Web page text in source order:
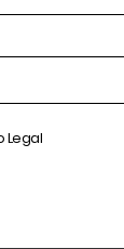
Legal